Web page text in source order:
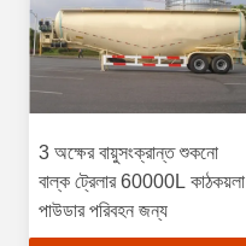
3 অক্ষের বায়ুসংক্রান্ত শুকনো
বাল্ক ট্রেলার 60000L কাঠকয়লা
পাউডার পরিবহন জন্য